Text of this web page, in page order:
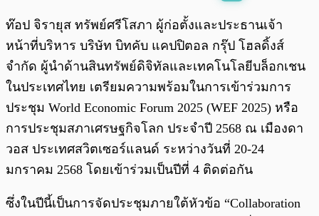
0:00
ท๊อป จิรายุส ทรัพย์ศรีโสภา ผู้ก่อตั้งและประธานเจ้า
หน้าที่บริหาร บริษัท บิทคับ แคปปิตอล กรุ๊ป โฮลดิ้งส์
จำกัด ผู้นำด้านสินทรัพย์ดิจิทัลและเทคโนโลยีบล็อกเชน
ในประเทศไทย เตรียมความพร้อมในการเข้าร่วมการ
ประชุม World Economic Forum 2025 (WEF 2025) หรือ
การประชุมสภาเศรษฐกิจโลก ประจำปี 2568 ณ เมืองดา
วอส ประเทศสวิตเซอร์แลนด์ ระหว่างวันที่ 20-24
มกราคม 2568 โดยเข้าร่วมเป็นปีที่ 4 ติดต่อกัน
ซึ่งในปีนี้เป็นการจัดประชุมภายใต้หัวข้อ “Collaboration